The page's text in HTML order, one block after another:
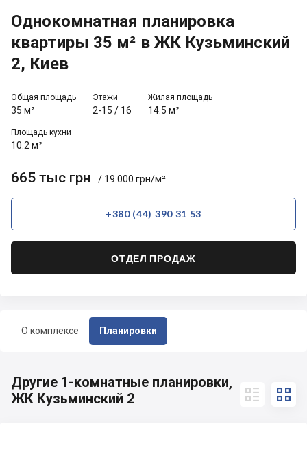
О комплексе Планировки
Однокомнатная планировка
квартиры 35 м² в ЖК Кузьминский
2, Киев
Общая площадь
35 м²
Этажи
2-15 / 16
Жилая площадь
14.5 м²
Площадь кухни
10.2 м²
665 тыс грн / 19 000 грн/м²
+380 (44) 390 31 53
ОТДЕЛ ПРОДАЖ
Другие 1-комнатные планировки,
ЖК Кузьминский 2
 